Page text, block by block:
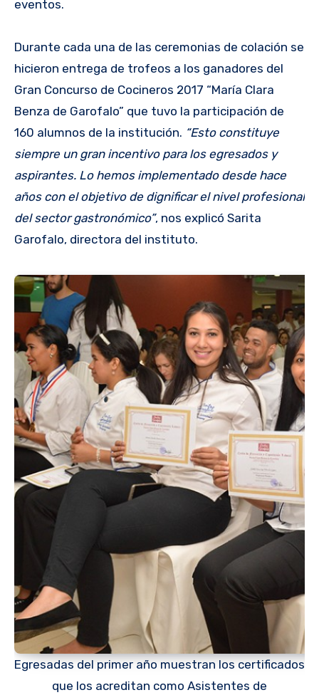
eventos.
Durante cada una de las ceremonias de colación se
hicieron entrega de trofeos a los ganadores del
Gran Concurso de Cocineros 2017 “María Clara
Benza de Garofalo” que tuvo la participación de
160 alumnos de la institución. “Esto constituye
siempre un gran incentivo para los egresados y
aspirantes. Lo hemos implementado desde hace
años con el objetivo de dignificar el nivel profesional
del sector gastronómico”, nos explicó Sarita
Garofalo, directora del instituto.
Egresadas del primer año muestran los certificados
que los acreditan como Asistentes de